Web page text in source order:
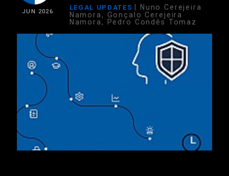
JUN 2026
LEGAL UPDATES | Nuno Cerejeira
Namora, Gonçalo Cerejeira
Namora, Pedro Condês Tomaz